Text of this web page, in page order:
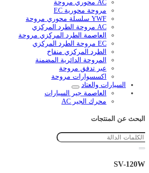
AC محوري مروحة
مروحة محورية EC
YWF سلسلة محوري مروحة
AC مروحة الطرد المركزي
العاصمة الطرد المركزي مروحة
EC مروحة الطرد المركزي
الطرد المركزي منفاخ
المروحة الدائرية المضمنة
عبر تدفق مروحة
اكسسوارات مروحة
السيارات والعتاد
العاصمة جير السيارات
محرك الجير AC
البحث عن المنتجات
SV-120W